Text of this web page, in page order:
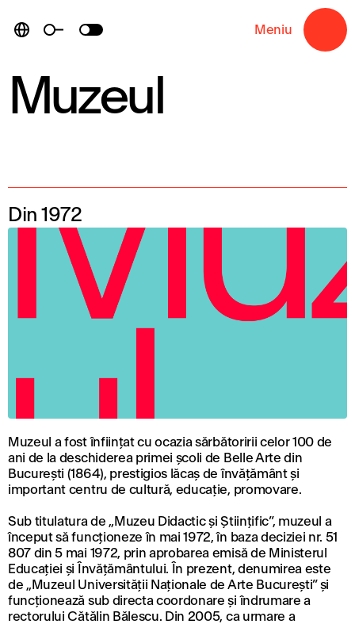
content
Meniu
Muzeul
Din 1972
Muzeul a fost înființat cu ocazia sărbătoririi celor 100 de
ani de la deschiderea primei școli de Belle Arte din
București (1864), prestigios lăcaș de învățământ și
important centru de cultură, educație, promovare.
Sub titulatura de „Muzeu Didactic și Științific”, muzeul a
început să funcționeze în mai 1972, în baza deciziei nr. 51
807 din 5 mai 1972, prin aprobarea emisă de Ministerul
Educației și Învățământului. În prezent, denumirea este
de „Muzeul Universității Naționale de Arte București” și
funcționează sub directa coordonare și îndrumare a
rectorului Cătălin Bălescu. Din 2005, ca urmare a